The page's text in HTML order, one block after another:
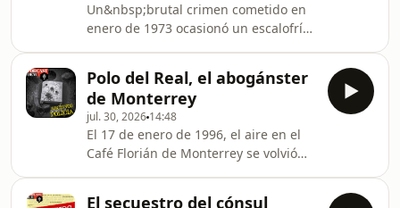
​Un&nbsp;brutal crimen cometido en
enero de 1973 ocasionó un escalofrío
resultado de una cadena de tragedias
que marcaron la vida de una joven
inocente.&nbsp;​Todo comenzó
cuando Yolanda Yáñez, a sus 3 meses
de edad, fue víctima del suicidio de
su madre tras&nbsp;descubrir la
infidelidad de su esposo, Alfonso
Polo del Real, el abogánster
de Monterrey
jul. 30, 2026 14:48
El 17 de enero de 1996, el aire en el
Café Florián de Monterrey se volvió
El secuestro del cónsul